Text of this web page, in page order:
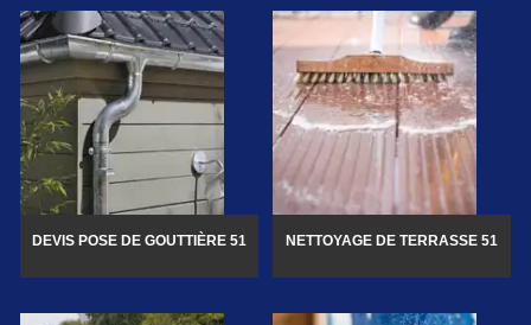
DEVIS POSE DE GOUTTIÈRE 51 NETTOYAGE DE TERRASSE 51